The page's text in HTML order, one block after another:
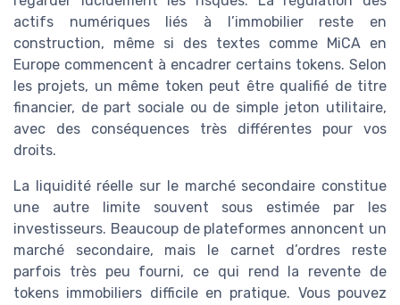
actifs numériques liés à l’immobilier reste en
construction, même si des textes comme MiCA en
Europe commencent à encadrer certains tokens. Selon
les projets, un même token peut être qualifié de titre
financier, de part sociale ou de simple jeton utilitaire,
avec des conséquences très différentes pour vos
droits.
La liquidité réelle sur le marché secondaire constitue
une autre limite souvent sous estimée par les
investisseurs. Beaucoup de plateformes annoncent un
marché secondaire, mais le carnet d’ordres reste
parfois très peu fourni, ce qui rend la revente de
tokens immobiliers difficile en pratique. Vous pouvez